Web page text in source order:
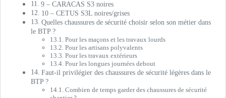
9 – CARACAS S3 noires
10 – CETUS S3L noires/grises
Quelles chaussures de sécurité choisir selon son métier dans
le BTP ?
Pour les maçons et les travaux lourds
Pour les artisans polyvalents
Pour les travaux extérieurs
Pour les longues journées debout
Faut-il privilégier des chaussures de sécurité légères dans le
BTP ?
Combien de temps garder des chaussures de sécurité